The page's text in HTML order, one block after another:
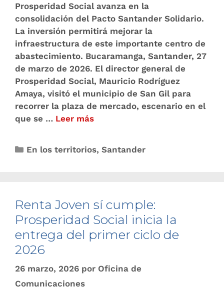
Prosperidad Social avanza en la
consolidación del Pacto Santander Solidario.
La inversión permitirá mejorar la
infraestructura de este importante centro de
abastecimiento. Bucaramanga, Santander, 27
de marzo de 2026. El director general de
Prosperidad Social, Mauricio Rodríguez
Amaya, visitó el municipio de San Gil para
recorrer la plaza de mercado, escenario en el
que se … Leer más
En los territorios,Santander
Renta Joven sí cumple:
Prosperidad Social inicia la
entrega del primer ciclo de
2026
26 marzo, 2026 por Oficina de
Comunicaciones